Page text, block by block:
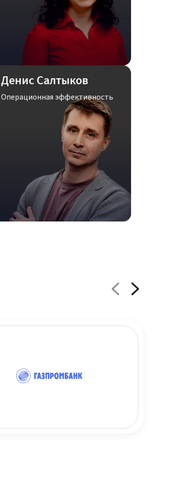
Денис Салтыков
Операционная эффективность